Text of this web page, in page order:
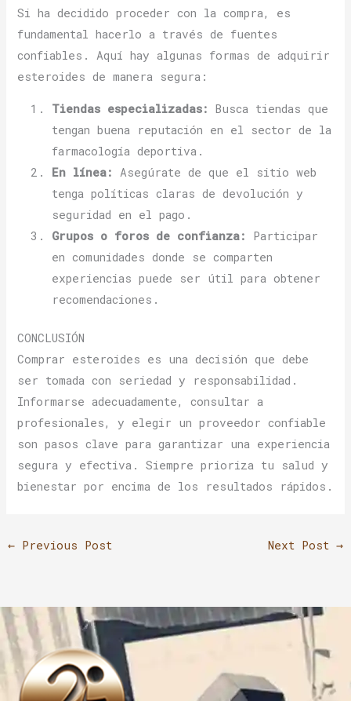
Si ha decidido proceder con la compra, es
fundamental hacerlo a través de fuentes
confiables. Aquí hay algunas formas de adquirir
esteroides de manera segura:
Tiendas especializadas: Busca tiendas que
tengan buena reputación en el sector de la
farmacología deportiva.
En línea: Asegúrate de que el sitio web
tenga políticas claras de devolución y
seguridad en el pago.
Grupos o foros de confianza:
Participar
en comunidades donde se comparten
experiencias puede ser útil para obtener
recomendaciones.
CONCLUSIÓN
Comprar esteroides es una decisión que debe
ser tomada con seriedad y responsabilidad.
Informarse adecuadamente, consultar a
profesionales, y elegir un proveedor confiable
son pasos clave para garantizar una experiencia
segura y efectiva. Siempre prioriza tu salud y
bienestar por encima de los resultados rápidos.
←Previous Post Next Post→